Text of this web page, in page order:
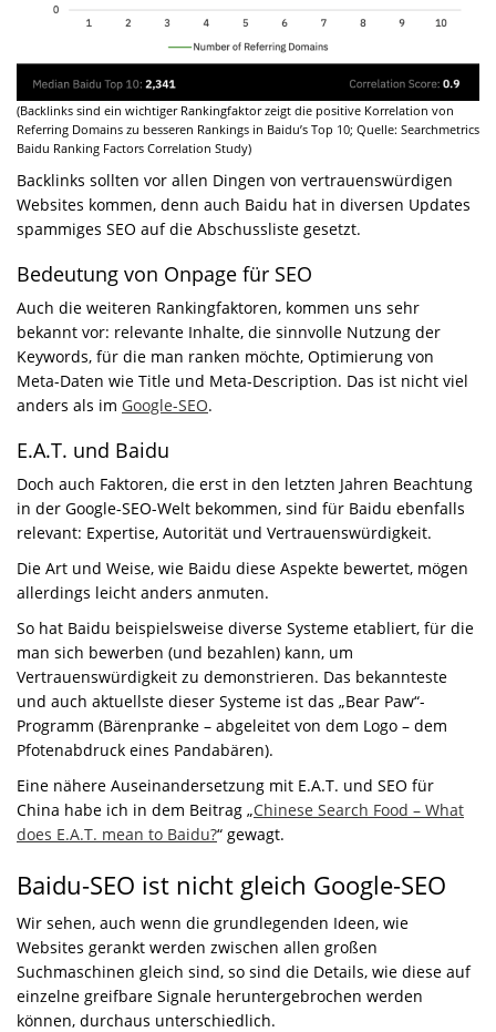
(Backlinks sind ein wichtiger Rankingfaktor zeigt die positive Korrelation von
Referring Domains zu besseren Rankings in Baidu’s Top 10; Quelle: Searchmetrics
Baidu Ranking Factors Correlation Study)
Backlinks sollten vor allen Dingen von vertrauenswürdigen
Websites kommen, denn auch Baidu hat in diversen Updates
spammiges SEO auf die Abschussliste gesetzt.
Bedeutung von Onpage für SEO
Auch die weiteren Rankingfaktoren, kommen uns sehr
bekannt vor: relevante Inhalte, die sinnvolle Nutzung der
Keywords, für die man ranken möchte, Optimierung von
Meta-Daten wie Title und Meta-Description. Das ist nicht viel
anders als im Google-SEO.
E.A.T. und Baidu
Doch auch Faktoren, die erst in den letzten Jahren Beachtung
in der Google-SEO-Welt bekommen, sind für Baidu ebenfalls
relevant: Expertise, Autorität und Vertrauenswürdigkeit.
Die Art und Weise, wie Baidu diese Aspekte bewertet, mögen
allerdings leicht anders anmuten.
So hat Baidu beispielsweise diverse Systeme etabliert, für die
man sich bewerben (und bezahlen) kann, um
Vertrauenswürdigkeit zu demonstrieren. Das bekannteste
und auch aktuellste dieser Systeme ist das „Bear Paw“-
Programm (Bärenpranke – abgeleitet von dem Logo – dem
Pfotenabdruck eines Pandabären).
Eine nähere Auseinandersetzung mit E.A.T. und SEO für
China habe ich in dem Beitrag „Chinese Search Food – What
does E.A.T. mean to Baidu?“ gewagt.
Baidu-SEO ist nicht gleich Google-SEO
Wir sehen, auch wenn die grundlegenden Ideen, wie
Websites gerankt werden zwischen allen großen
Suchmaschinen gleich sind, so sind die Details, wie diese auf
einzelne greifbare Signale heruntergebrochen werden
können, durchaus unterschiedlich.